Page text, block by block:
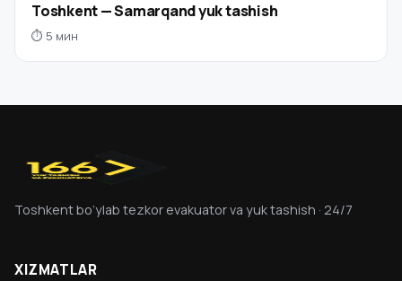
Toshkent — Samarqand yuk tashish
⏱ 5 мин
Toshkent bo‘ylab tezkor evakuator va yuk tashish · 24/7
XIZMATLAR